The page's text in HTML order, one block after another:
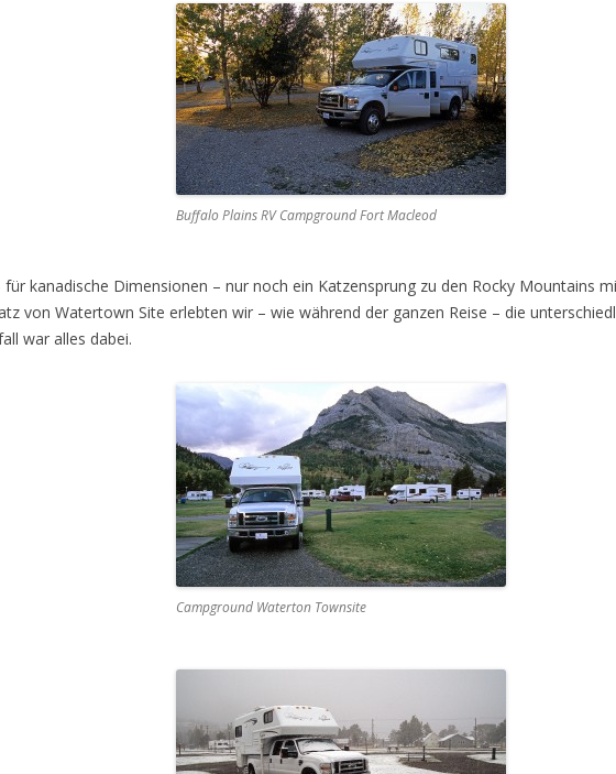
Buffalo Plains RV Campground Fort Macleod
kanadische Dimensionen – nur noch ein Katzensprung zu den Rocky Mountains
von Watertown Site erlebten wir – wie während der ganzen Reise – die
war alles dabei.
Campground Waterton Townsite